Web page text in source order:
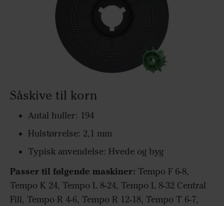
Såskive til korn
Antal huller: 194
Hulstørrelse: 2,1 mm
Typisk anvendelse: Hvede og byg
Passer til følgende maskiner: Tempo F 6-8,
Tempo K 24, Tempo L 8-24, Tempo L 8-32 Central
Fill, Tempo R 4-6, Tempo R 12-18, Tempo T 6-7,